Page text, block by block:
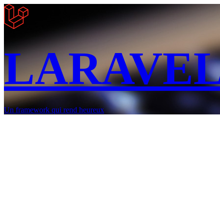
Un framework qui rend heureux